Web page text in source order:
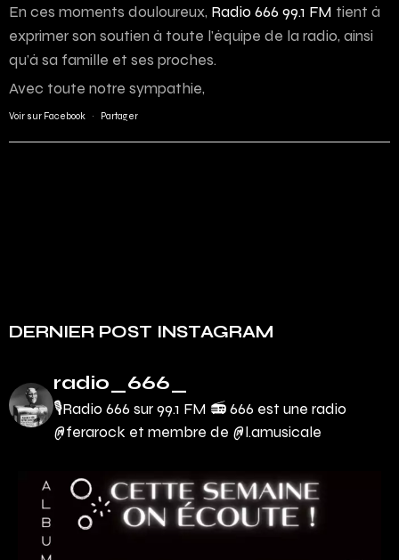
En ces moments douloureux, Radio 666 99.1 FM tient à
exprimer son soutien à toute l’équipe de la radio, ainsi
qu’à sa famille et ses proches.
Avec toute notre sympathie,
Voir sur Facebook · Partager
DERNIER POST INSTAGRAM
radio_666_
🎙Radio 666 sur 99.1 FM 📻666 est une radio
@ferarock et membre de @l.amusicale